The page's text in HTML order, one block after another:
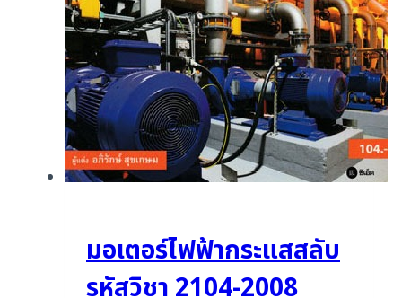
มอเตอร์ไฟฟ้ากระแสสลับ
รหัสวิชา 2104-2008